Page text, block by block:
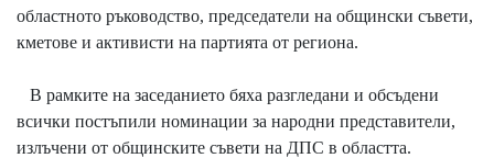
областното ръководство, председатели на общински съвети,
кметове и активисти на партията от региона.
В рамките на заседанието бяха разгледани и обсъдени
всички постъпили номинации за народни представители,
излъчени от общинските съвети на ДПС в областта.